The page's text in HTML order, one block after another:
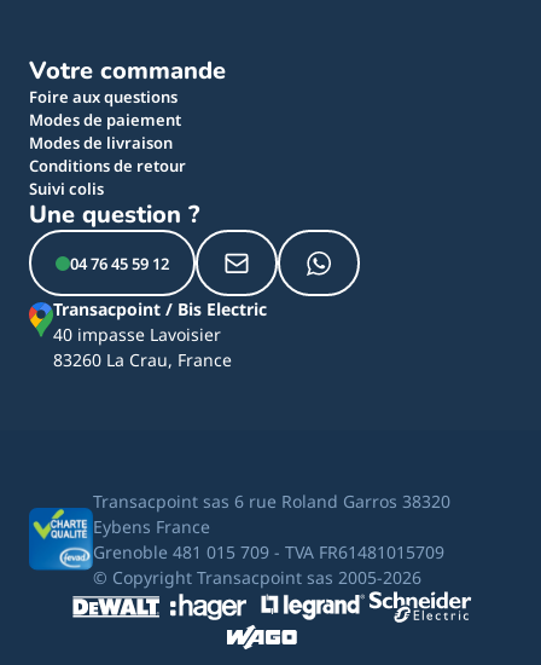
Votre commande
Foire aux questions
Modes de paiement
Modes de livraison
Conditions de retour
Suivi colis
Une question ?
04 76 45 59 12
Transacpoint / Bis Electric
40 impasse Lavoisier
83260 La Crau, France
Transacpoint sas 6 rue Roland Garros 38320
Eybens France
Grenoble 481 015 709 - TVA FR61481015709
© Copyright Transacpoint sas 2005-2026